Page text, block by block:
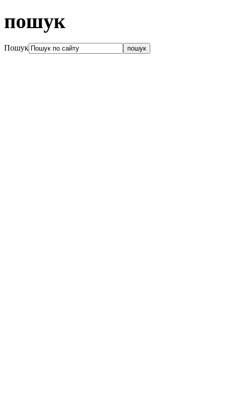
пошук
Пошук